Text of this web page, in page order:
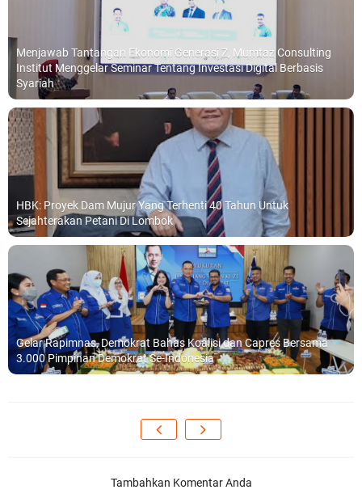
Menjawab Tantangan Ekonomi Generasi Z, Mumtaz Consulting
Institut Menggelar Seminar Tentang Investasi Digital Berbasis
Syariah
HBK: Proyek Dam Mujur Yang Terhenti 40 Tahun Untuk
Sejahterakan Petani Di Lombok
Gelar Rapimnas, Demokrat Bahas Koalisi dan Capres Bersama
3.000 Pimpinan Demokrat Se-Indonesia
Tambahkan Komentar Anda